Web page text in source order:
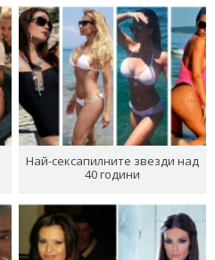
Най-сексапилните звезди над
40 години